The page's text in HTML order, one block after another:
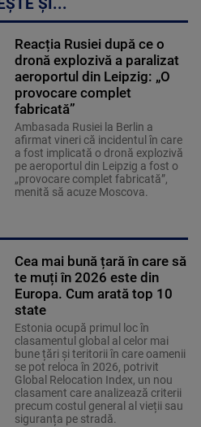
ȘI...
Reacția Rusiei după ce o
dronă explozivă a paralizat
aeroportul din Leipzig: „O
provocare complet
fabricată”
Ambasada Rusiei la Berlin a
afirmat vineri că incidentul în care
a fost implicată o dronă explozivă
pe aeroportul din Leipzig a fost o
„provocare complet fabricată”,
menită să acuze Moscova.
Cea mai bună țară în care să
te muți în 2026 este din
Europa. Cum arată top 10
state
Estonia ocupă primul loc în
clasamentul global al celor mai
bune țări și teritorii în care oamenii
se pot reloca în 2026, potrivit
Global Relocation Index, un nou
clasament care analizează criterii
precum costul general al vieții sau
siguranța pe stradă.